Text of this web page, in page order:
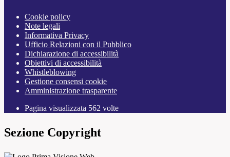
Cookie policy
Note legali
Informativa Privacy
Ufficio Relazioni con il Pubblico
Dichiarazione di accessibilità
Obiettivi di accessibilità
Whistleblowing
Gestione consensi cookie
Amministrazione trasparente
Pagina visualizzata 562 volte
Sezione Copyright